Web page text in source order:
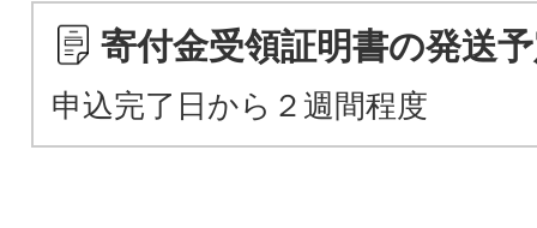
寄付金受領証明書の発送
申込完了日から２週間程度